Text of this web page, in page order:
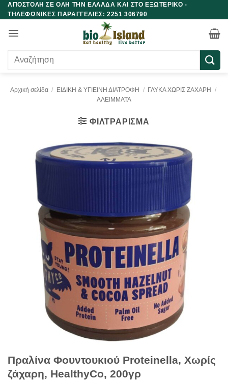
Μετάβαση
στο
περιεχόμενο
ΑΠΟΣΤΟΛΗ ΣΕ ΟΛΗ ΤΗΝ ΕΛΛΑΔΑ ΚΑΙ ΣΤΟ ΕΞΩΤΕΡΙΚΟ -
ΤΗΛΕΦΩΝΙΚΕΣ ΠΑΡΑΓΓΕΛΙΕΣ: 2251 306790
Αναζήτηση
Αρχική σελίδα / ΕΙΔΙΚΗ & ΥΓΙΕΙΝΗ ΔΙΑΤΡΟΦΗ / ΓΛΥΚΑ ΧΩΡΙΣ ΖΑΧΑΡΗ
/
ΑΛΕΙΜΜΑΤΑ
ΦΙΛΤΡΆΡΙΣΜΑ
Πραλίνα Φουντουκιού Proteinella, Χωρίς
ζάχαρη, HealthyCo, 200γρ